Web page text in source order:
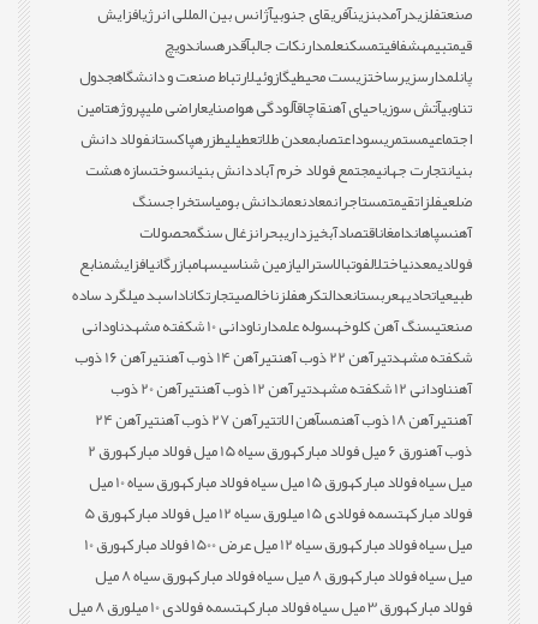
صنعتفلزیدرآمدبنزینآفریقای جنوبیآژانس بین المللی انرژیافزایش
قیمتبیمهشفافیتمسکنعلمدارنکات جالبآقدرهساندویچ
پانلمدارسزیرساختزیست محیطیگازوئیلارتباط صنعت و دانشگاهجدول
تناوبیآتش سوزیاحیای آهنقاچاقآلودگی هواصنایعاراضی ملیپروژهتامین
اجتماعیمستمریسوداعتصابمعدن طلاتعطیلیطزرهپاکستانفولاد دانش
بنیانتجارت جهانیمجتمع فولاد خرم آباددانش بنیانسوختسازه هشت
ضلعیفلزاتقیمتمستاجرانمعادنعماندانش بومیاستخراجسنگ
آهنسپاهاندامغاناقتصادآبخیزداریبحرانزغال سنگمحصولات
فولادیمعدنیاختلالفوتبالاسترالیازمین شناسیسهامبازرگانیافزایشمنابع
طبیعیاتحادیهعربستانعدالتکرهفلزناخالصیتجارتکاناداسبد میلگرد ساده
صنعتیسنگ آهن کلوخهسوله علمدارناودانی 10 شکفته مشهد
ناودانی
شکفته مشهدتیرآهن 22 ذوب آهن تیرآهن 14 ذوب آهن
تیرآهن 16 ذوب
آهنناودانی 12 شکفته مشهد تیرآهن 12 ذوب آهن
تیرآهن 20 ذوب
آهنتیرآهن 18 ذوب آهن مسآهن الاتتیرآهن 27 ذوب آهن
تیرآهن 24
ذوب آهنورق 6 میل فولاد مبارکه ورق سیاه 15 میل فولاد مبارکه
ورق 2
میل سیاه فولاد مبارکهورق 15 میل سیاه فولاد مبارکه
ورق سیاه 10 میل
فولاد مبارکهتسمه فولادی 15 میل ورق سیاه 12 میل فولاد مبارکه
ورق 5
میل سیاه فولاد مبارکهورق سیاه 12 میل عرض 1500 فولاد مبارکه
ورق 10
میل سیاه فولاد مبارکهورق 8 میل سیاه فولاد مبارکه
ورق سیاه 8 میل
فولاد مبارکهورق 3 میل سیاه فولاد مبارکه تسمه فولادی 10 میل
ورق 8 میل